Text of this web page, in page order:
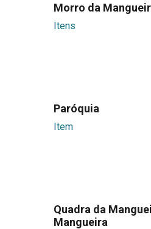
Morro da
Itens
Paróquia
Item
Quadra da
Mangueira